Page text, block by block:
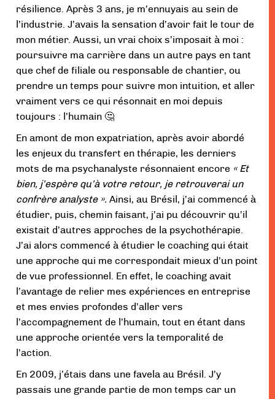
résilience. Après 3 ans, je m’ennuyais au sein de
l’industrie. J’avais la sensation d’avoir fait le tour de
mon métier. Aussi, un vrai choix s’imposait à moi :
poursuivre ma carrière dans un autre pays en tant
que chef de filiale ou responsable de chantier, ou
prendre un temps pour suivre mon intuition, et aller
vraiment vers ce qui résonnait en moi depuis
toujours : l’humain 🤔
En amont de mon expatriation, après avoir abordé
les enjeux du transfert en thérapie, les derniers
mots de ma psychanalyste résonnaient encore « Et
bien, j’espère qu’à votre retour, je retrouverai un
confrère analyste ».Ainsi, au Brésil, j’ai commencé à
étudier, puis, chemin faisant, j’ai pu découvrir qu’il
existait d’autres approches de la psychothérapie.
J’ai alors commencé à étudier le coaching qui était
une approche qui me correspondait mieux d’un point
de vue professionnel. En effet, le coaching avait
l’avantage de relier mes expériences en entreprise
et mes envies profondes d’aller vers
l’accompagnement de l’humain, tout en étant dans
une approche orientée vers la temporalité de
l’action.
En 2009, j’étais dans une favela au Brésil. J’y
passais une grande partie de mon temps car un